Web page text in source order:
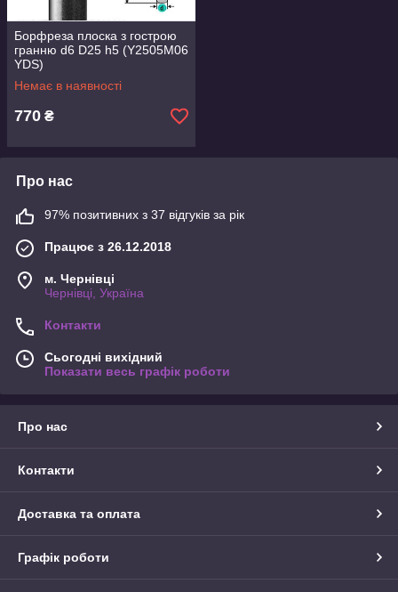
Борфреза плоска з гострою
гранню d6 D25 h5 (Y2505M06
YDS)
Немає в наявності
770 ₴
Про нас
97% позитивних з 37 відгуків за рік
Працює з 26.12.2018
м. Чернівці
Чернівці, Україна
Контакти
Сьогодні вихідний
Показати весь графік роботи
Про нас
Контакти
Доставка та оплата
Графік роботи